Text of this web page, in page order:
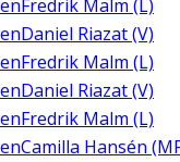
Fredrik Malm (L)
Daniel Riazat (V)
Fredrik Malm (L)
Daniel Riazat (V)
Fredrik Malm (L)
Camilla Hansén